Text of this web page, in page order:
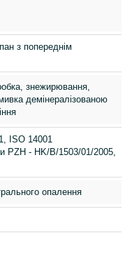
з попереднім
знежирювання,
демінералізованою
ISO 14001
PZH - HK/B/1503/01/2005,
опалення